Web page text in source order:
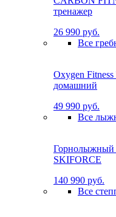
тренажер
26 990 руб.
Все
Oxygen
домашний
49 990 руб.
Все
Горнолыжный
SKIFORCE
140 990 руб.
Все